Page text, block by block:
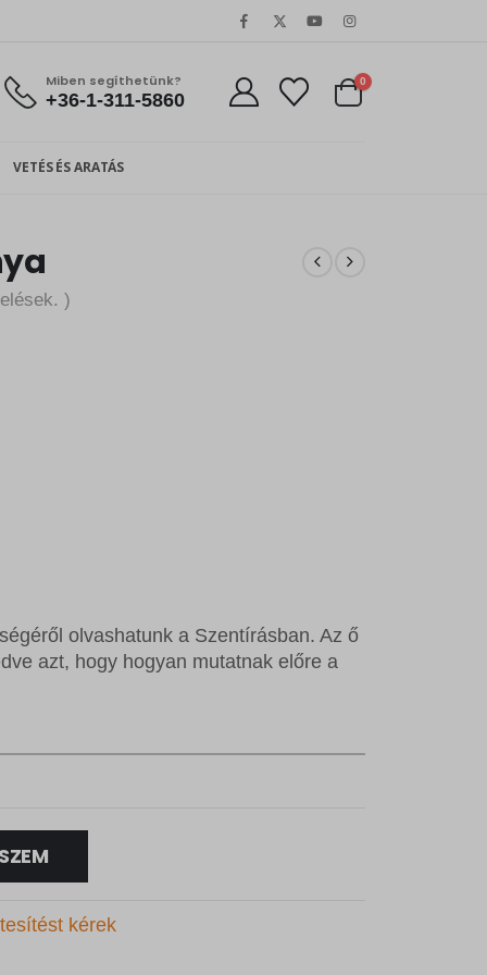
Miben segíthetünk?
+36-1-311-5860
0
VETÉS ÉS ARATÁS
)
olvashatunk a Szentírásban. Az ő
azt, hogy hogyan mutatnak előre a
kérek